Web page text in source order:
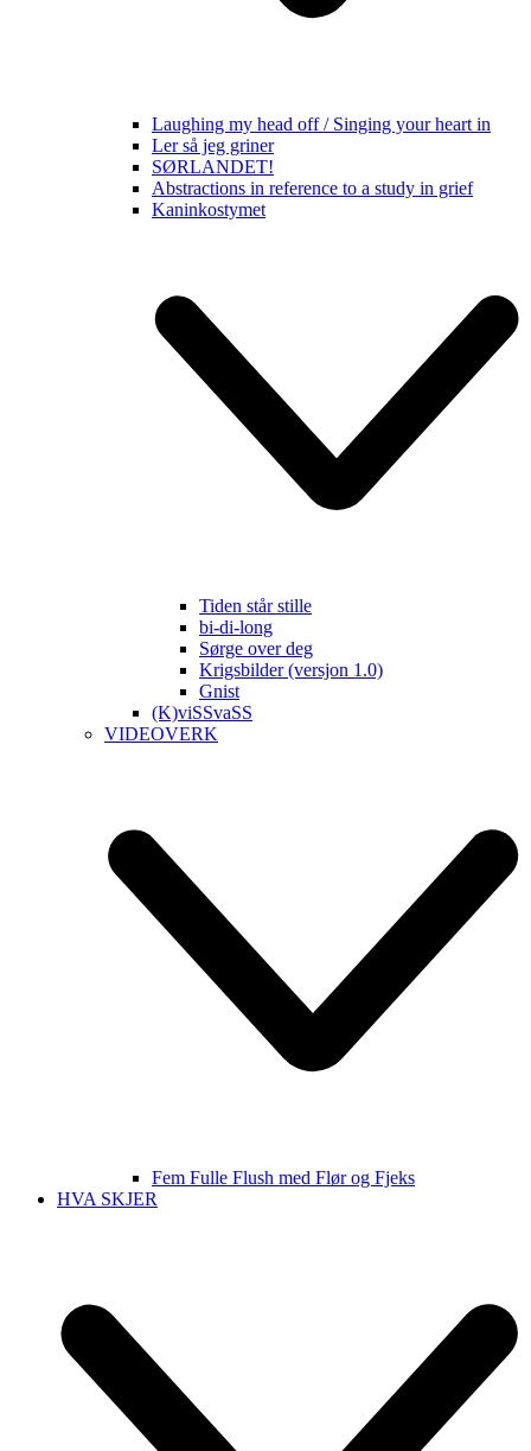
Laughing my head off / Singing your heart in
Ler så jeg griner
SØRLANDET!
Abstractions in reference to a study in grief
Kaninkostymet
Tiden står stille
bi-di-long
Sørge over deg
Krigsbilder (versjon 1.0)
Gnist
(K)viSSvaSS
VIDEOVERK
Fem Fulle Flush med Flør og Fjeks
HVA SKJER